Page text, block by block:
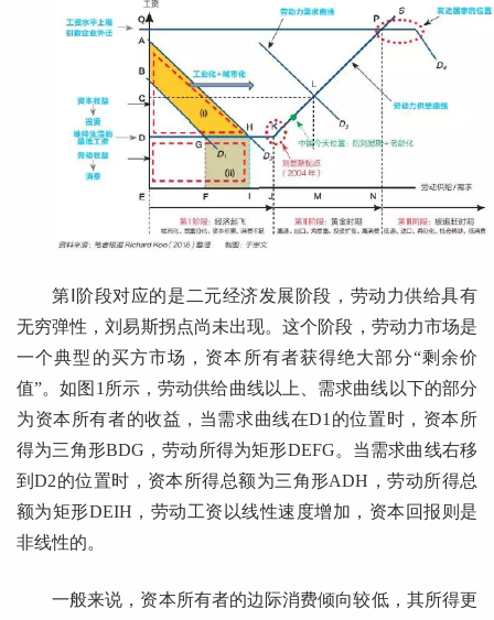
第Ⅰ阶段对应的是二元经济发展阶段，劳动力供给具有
无穷弹性，刘易斯拐点尚未出现。这个阶段，劳动力市场是
一个典型的买方市场，资本所有者获得绝大部分“剩余价
值”。如图1所示，劳动供给曲线以上、需求曲线以下的部分
为资本所有者的收益，当需求曲线在D1的位置时，资本所
得为三角形BDG，劳动所得为矩形DEFG。当需求曲线右移
到D2的位置时，资本所得总额为三角形ADH，劳动所得总
额为矩形DEIH，劳动工资以线性速度增加，资本回报则是
非线性的。
一般来说，资本所有者的边际消费倾向较低，其所得更